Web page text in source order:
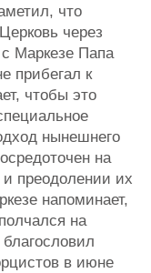
что
через
Маркезе Папа
прибегал к
чтобы это
нынешнего
на
преодолении их
напоминает,
на
в июне